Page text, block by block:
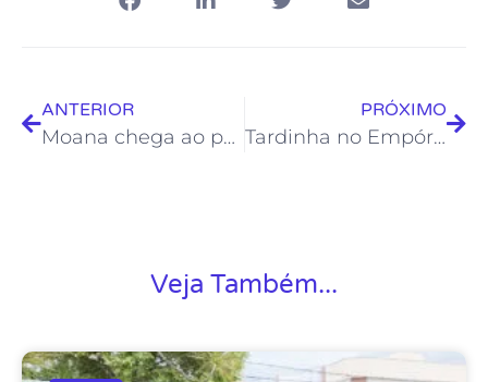
ANTERIOR
Moana chega ao palco do Teatro Joel Barcelos
PRÓXIMO
Tardinha no Empório promete muita animação em Rocha Leão
Veja Também...